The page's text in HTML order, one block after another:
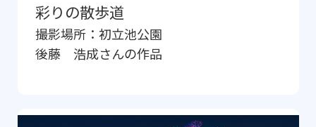
彩りの散歩道
撮影場所： 初立池公園
後藤 浩成さんの作品